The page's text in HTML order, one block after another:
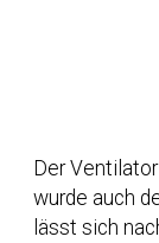
Der
wurde auch
lässt sich